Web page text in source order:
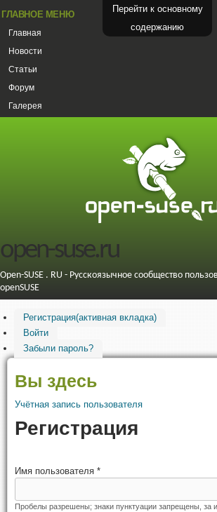
Перейти к основному
содержанию
ГЛАВНОЕ МЕНЮ
Главная
Новости
Статьи
Форум
Галерея
open-suse.ru
Open-SUSE . RU - Русскоязычное сообщество
openSUSE
Регистрация(активная вкладка)
Войти
Забыли пароль?
Вы здесь
Учётная запись пользователя
Регистрация
Имя пользователя *
Пробелы разрешены; знаки пунктуации запрещены, за